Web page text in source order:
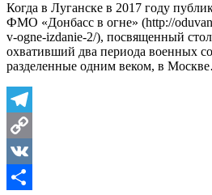
Когда в Луганске в 2017 году
ФМО «Донбасс в огне» (http://
v-ogne-izdanie-2/), посвященный
охвативший два периода военных
разделенные одним веком, в
Telegram
Copy
Link
VK